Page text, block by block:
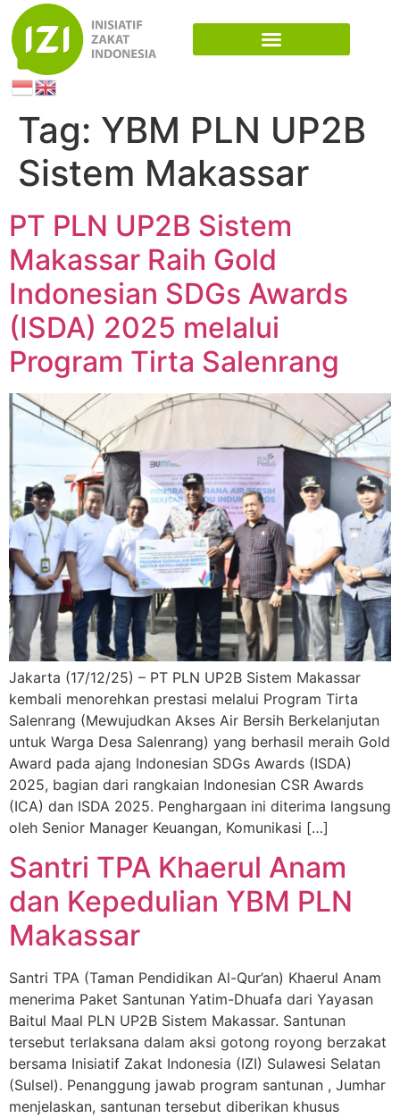
Tag: YBM PLN UP2B
Sistem Makassar
PT PLN UP2B Sistem
Makassar Raih Gold
Indonesian SDGs Awards
(ISDA) 2025 melalui
Program Tirta Salenrang
Jakarta (17/12/25) – PT PLN UP2B Sistem Makassar
kembali menorehkan prestasi melalui Program Tirta
Salenrang (Mewujudkan Akses Air Bersih Berkelanjutan
untuk Warga Desa Salenrang) yang berhasil meraih Gold
Award pada ajang Indonesian SDGs Awards (ISDA)
2025, bagian dari rangkaian Indonesian CSR Awards
(ICA) dan ISDA 2025. Penghargaan ini diterima langsung
oleh Senior Manager Keuangan, Komunikasi […]
Santri TPA Khaerul Anam
dan Kepedulian YBM PLN
Makassar
Santri TPA (Taman Pendidikan Al-Qur’an) Khaerul Anam
menerima Paket Santunan Yatim-Dhuafa dari Yayasan
Baitul Maal PLN UP2B Sistem Makassar. Santunan
tersebut terlaksana dalam aksi gotong royong berzakat
bersama Inisiatif Zakat Indonesia (IZI) Sulawesi Selatan
(Sulsel). Penanggung jawab program santunan , Jumhar
menjelaskan, santunan tersebut diberikan khusus